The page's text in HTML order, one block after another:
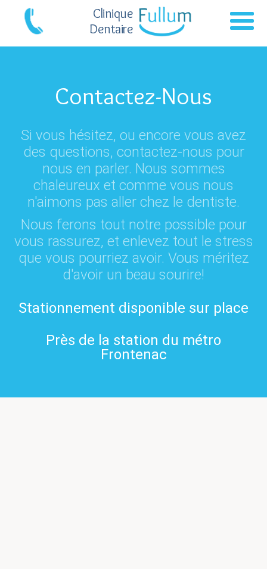
Clinique
Dentaire
Contactez-Nous
Si vous hésitez, ou encore vous avez
des questions, contactez-nous pour
nous en parler. Nous sommes
chaleureux et comme vous nous
n'aimons pas aller chez le dentiste.
Nous ferons tout notre possible pour
vous rassurez, et enlevez tout le stress
que vous pourriez avoir. Vous méritez
d'avoir un beau sourire!
Stationnement disponible sur place
Près de la station du métro
Frontenac